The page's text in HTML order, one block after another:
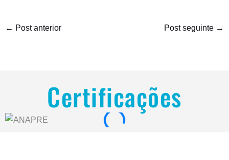
← Post anterior Post seguinte →
Certificações